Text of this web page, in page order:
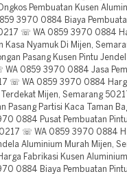
Pembuatan Kusen
3970 0884 Biaya
☏ WA 0859 3970 0884
Kasa Nyamuk Di Mijen,
Pasang Kusen Pintu
0859 3970 0884 Jasa
☏ WA 0859 3970 0884
Terdekat Mijen, Semarang
Partisi Kaca Taman
0884 Pusat Pembuatan
☏ WA 0859 3970 0884
Aluminium Murah Mijen,
Fabrikasi Kusen
0884 Biaya Pembuatan